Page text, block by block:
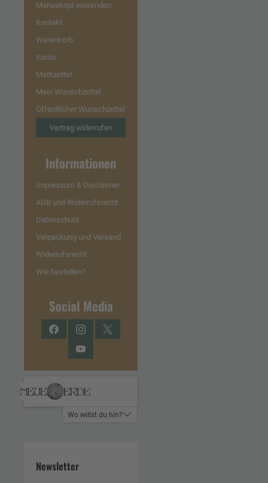
Manuskript einsenden
Kontakt
Warenkorb
Konto
Merkzettel
Mein Wunschzettel
Öffentlicher Wunschzettel
Vertrag widerrufen
Informationen
Impressum & Disclaimer
AGB und Widerrufsrecht
Datenschutz
Verpackung und Versand
Widerrufsrecht
Wie bestellen?
Social Media
FacebookInstagramTwitter
YouTube
Wo willst du hin?
Newsletter